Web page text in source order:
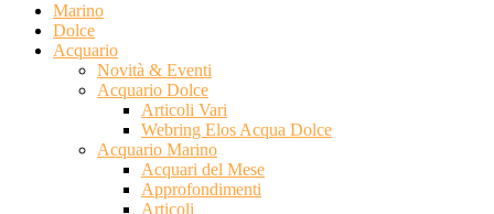
Marino
Dolce
Acquario
Novità & Eventi
Acquario Dolce
Articoli Vari
Webring Elos Acqua Dolce
Acquario Marino
Acquari del Mese
Approfondimenti
Articoli